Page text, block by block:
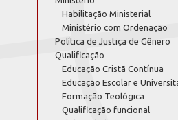
Habilitação Ministerial
Ministério com Ordenação
Política de Justiça de Gênero
Qualificação
Educação Cristã Contínua
Educação Escolar e
Formação Teológica
Qualificação funcional